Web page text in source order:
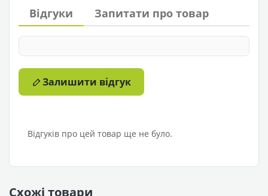
Відгуки Запитати про товар
Залишити відгук
Відгуків про цей товар ще не було.
Схожі товари